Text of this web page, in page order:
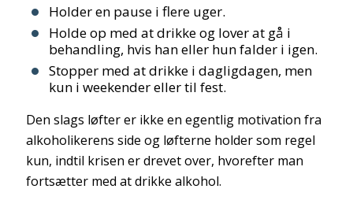
Holder en pause i flere uger.
Holde op med at drikke og lover at gå i
behandling, hvis han eller hun falder i igen.
Stopper med at drikke i dagligdagen, men
kun i weekender eller til fest.
Den slags løfter er ikke en egentlig motivation fra
alkoholikerens side og løfterne holder som regel
kun, indtil krisen er drevet over, hvorefter man
fortsætter med at drikke alkohol.